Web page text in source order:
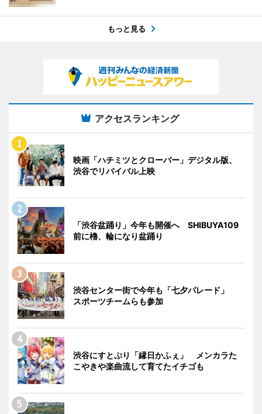
もっと見る
アクセスランキング
映画「ハチミツとクローバー」デジタル版、
渋谷でリバイバル上映
「渋谷盆踊り」今年も開催へ SHIBUYA109
前に櫓、輪になり盆踊り
渋谷センター街で今年も「七夕パレード」
スポーツチームらも参加
渋谷にすとぷり「縁日かふぇ」 メンカラた
こやきや楽曲流して育てたイチゴも